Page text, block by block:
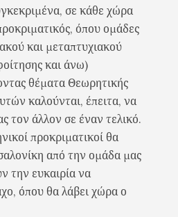
σε κάθε χώρα
όπου ομάδες
και μεταπτυχιακού
και άνω)
θέματα Θεωρητικής
καλούνται, έπειτα, να
τον άλλον σε έναν τελικό.
προκριματικοί θα
από την ομάδα μας
την ευκαιρία να
όπου θα λάβει χώρα ο